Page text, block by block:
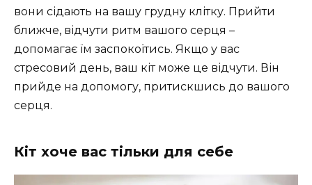
вони сідають на вашу грудну клітку. Прийти
ближче, відчути ритм вашого серця –
допомагає їм заспокоїтись. Якщо у вас
стресовий день, ваш кіт може це відчути. Він
прийде на допомогу, притискшись до вашого
серця.
Кіт хоче вас тільки для себе